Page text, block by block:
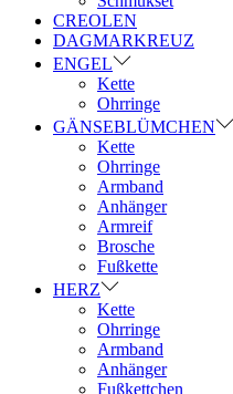
CREOLEN
DAGMARKREUZ
ENGEL
Kette
Ohrringe
GÄNSEBLÜMCHEN
Kette
Ohrringe
Armband
Anhänger
Armreif
Brosche
Fußkette
HERZ
Kette
Ohrringe
Armband
Anhänger
Fußkettchen